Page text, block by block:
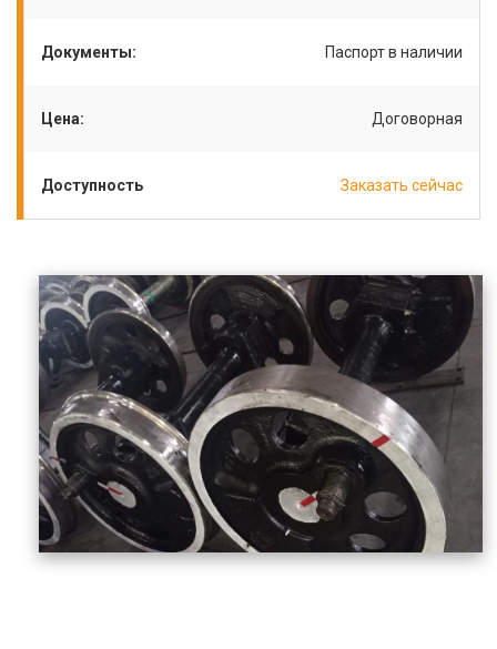
Документы: Паспорт в наличии
Цена: Договорная
Доступность Заказать сейчас